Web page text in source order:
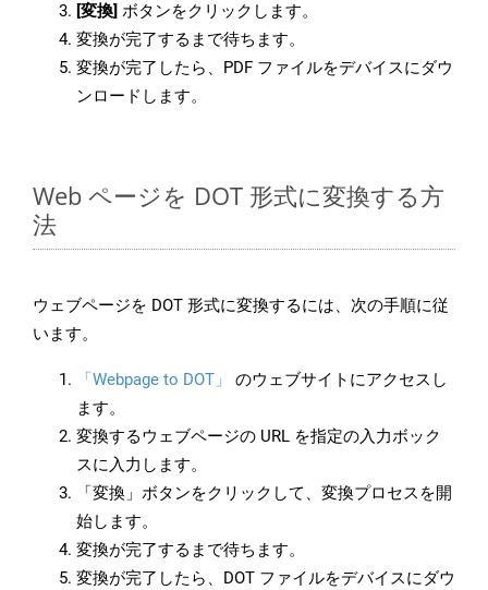
[変換] ボタンをクリックします。
変換が完了するまで待ちます。
変換が完了したら、PDF ファイルをデバイスにダウ
ンロードします。
Web ページを DOT 形式に変換する方
法
ウェブページを DOT 形式に変換するには、次の手順に従
います。
「Webpage to DOT」
のウェブサイトにアクセスし
ます。
変換するウェブページの URL を指定の入力ボック
スに入力します。
「変換」ボタンをクリックして、変換プロセスを開
始します。
変換が完了するまで待ちます。
変換が完了したら、DOT ファイルをデバイスにダウ